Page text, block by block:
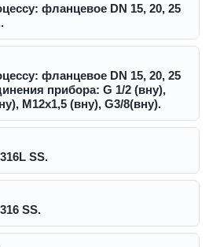
фланцевое DN 15, 20, 25
фланцевое DN 15, 20, 25
прибора: G 1/2 (вну),
М12х1,5 (вну), G3/8(вну).
SS.
SS.